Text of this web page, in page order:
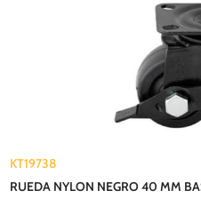
KT19738
RUEDA NYLON NEGRO 40 MM